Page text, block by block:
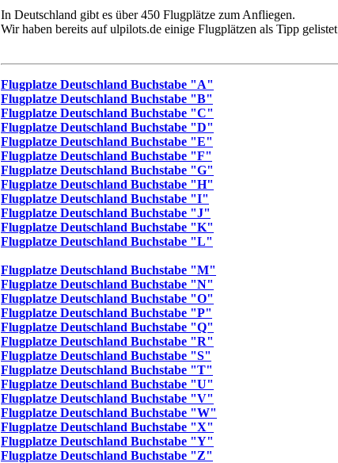
In Deutschland gibt es über 450 Flugplätze zum Anfliegen.
Wir haben bereits auf ulpilots.de einige Flugplätzen als Tipp gelistet
Flugplatze Deutschland Buchstabe "A"
Flugplatze Deutschland Buchstabe "B"
Flugplatze Deutschland Buchstabe "C"
Flugplatze Deutschland Buchstabe "D"
Flugplatze Deutschland Buchstabe "E"
Flugplatze Deutschland Buchstabe "F"
Flugplatze Deutschland Buchstabe "G"
Flugplatze Deutschland Buchstabe "H"
Flugplatze Deutschland Buchstabe "I"
Flugplatze Deutschland Buchstabe "J"
Flugplatze Deutschland Buchstabe "K"
Flugplatze Deutschland Buchstabe "L"
Flugplatze Deutschland Buchstabe "M"
Flugplatze Deutschland Buchstabe "N"
Flugplatze Deutschland Buchstabe "O"
Flugplatze Deutschland Buchstabe "P"
Flugplatze Deutschland Buchstabe "Q"
Flugplatze Deutschland Buchstabe "R"
Flugplatze Deutschland Buchstabe "S"
Flugplatze Deutschland Buchstabe "T"
Flugplatze Deutschland Buchstabe "U"
Flugplatze Deutschland Buchstabe "V"
Flugplatze Deutschland Buchstabe "W"
Flugplatze Deutschland Buchstabe "X"
Flugplatze Deutschland Buchstabe "Y"
Flugplatze Deutschland Buchstabe "Z"